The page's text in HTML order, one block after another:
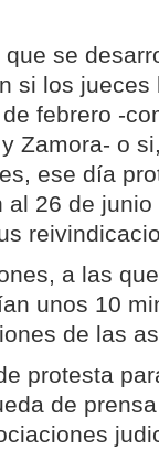
se
si los
febrero -
Zamora- o
ese día
26 de
a las
unos 10
de las
protesta
de